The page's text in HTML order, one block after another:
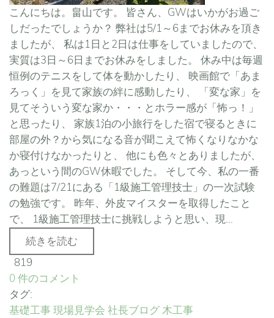
こんにちは。畠山です。 皆さん、GWはいかがお過ご
しだったでしょうか？ 弊社は5/1～6までお休みを頂き
ましたが、 私は1日と2日は仕事をしていましたので、
実質は3日～6日までお休みをしました。 休み中は毎週
恒例のテニスをして体を動かしたり、 映画館で「あま
ろっく」を見て家族の絆に感動したり、 「変な家」を
見てそういう変な家か・・・とホラー感が「怖っ！」
と思ったり、 家族1泊の小旅行をした宿で寝るときに
部屋の外？から気になる音が聞こえて怖くなりなかな
か寝付けなかったりと、 他にも色々とありましたが、
あっという間のGW休暇でした。 そして今、私の一番
の難題は7/21にある「1級施工管理技士」の一次試験
の勉強です。 昨年、外皮マイスターを取得したこと
で、 1級施工管理技士に挑戦しようと思い、現...
続きを読む
819
0 件のコメント
タグ:
基礎工事 現場見学会 社長ブログ木工事